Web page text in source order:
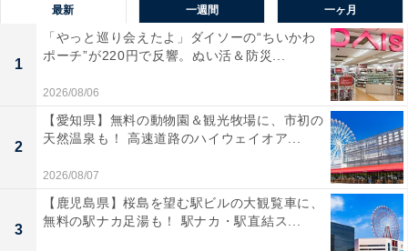
メッセンジャーバッグ（画像出典：Amazon）
今回の付録は、ガンプラHGブランドの新作「1/144
最新 一週間 一ヶ月
1
「やっと巡り会えたよ」ダイソーの“ちいかわ
ポーチ”が220円で反響。ぬい活＆防災...
2026/08/06
2
【愛知県】無料の動物園＆観光牧場に、市初の
天然温泉も！ 高速道路のハイウェイオア...
2026/08/07
3
【鹿児島県】桜島を望む駅ビルの大観覧車に、
無料の駅ナカ足湯も！ 駅ナカ・駅直結ス...